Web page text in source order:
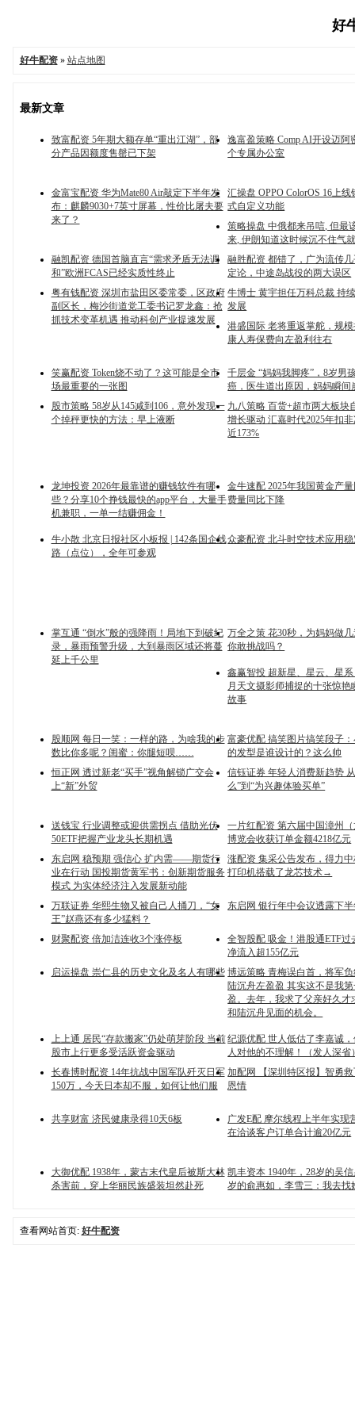
好
好牛配资» 站点地图
最新文章
致富配资 5年期大额存单“重出江湖”，部
分产品因额度售罄已下架
逸富盈策略 Comp AI开设迈阿
个专属办公室
金富宝配资 华为Mate80 Air敲定下半年发
布：麒麟9030+7英寸屏幕，性价比屠夫要
来了？
汇操盘 OPPO ColorOS 16上
式自定义功能
策略操盘 中俄都来吊唁, 但最
来, 伊朗知道这时候沉不住气
融凯配资 德国首脑直言“需求矛盾无法调
和”欧洲FCAS已经实质性终止
融胜配资 都错了，广为流传
定论，中途岛战役的两大误区
粤有钱配资 深圳市盐田区委常委，区政府
副区长，梅沙街道党工委书记罗龙鑫：抢
抓技术变革机遇 推动科创产业提速发展
牛博士 黄宇担任万科总裁 持
发展
港盛国际 老将重返掌舵，规
康人寿保费向左盈利往右
笑赢配资 Token烧不动了？这可能是全市
场最重要的一张图
千层金 “妈妈我脚疼”，8岁男
癌，医生道出原因，妈妈瞬间
股市策略 58岁从145减到106，意外发现一
个掉秤更快的方法：早上液断
九八策略 百货+超市两大板块
增长驱动 汇嘉时代2025年扣
近173%
龙坤投资 2026年最靠谱的赚钱软件有哪
些？分享10个挣钱最快的app平台，大量手
机兼职，一单一结赚佣金！
金牛速配 2025年我国黄金产
费量同比下降
牛小散 北京日报社区小板报 | 142条国企线
路（点位），全年可参观
众豪配资 北斗时空技术应用
掌互通 “倒水”般的强降雨！局地下到破纪
录，暴雨预警升级，大到暴雨区域还将蔓
延上千公里
万全之策 花30秒，为妈妈做
你敢挑战吗？
鑫赢智投 超新星、星云、星系
月天文摄影师捕捉的十张惊艳
故事
股顺网 每日一笑：一样的路，为啥我的步
数比你多呢？闺蜜：你腿短呗……
富豪优配 搞笑图片搞笑段子
的发型是谁设计的？这么帅
恒正网 透过新老“买手”视角解锁广交会
上“新”外贸
信钰证券 年轻人消费新趋势
么”到“为兴趣体验买单”
送钱宝 行业调整或迎供需拐点 借助光伏
50ETF把握产业龙头长期机遇
一片红配资 第六届中国漳州
博览会收获订单金额4218亿元
东启网 稳预期 强信心 扩内需——期货行
业在行动 国投期货黄军书：创新期货服务
模式 为实体经济注入发展新动能
涨配资 集采公告发布，得力中
打印机搭载了龙芯技术→
万联证券 华熙生物又被自己人捅刀，“女
王”赵燕还有多少猛料？
东启网 银行年中会议透露下半
财聚配资 倍加洁连收3个涨停板
全智股配 吸金！港股通ETF过
净流入超155亿元
启运操盘 崇仁县的历史文化及名人有哪些 博远策略 青梅误白首，将军
陆沉舟左盈盈 其实这不是我
盈。去年，我求了父亲好久才
和陆沉舟见面的机会。
上上通 居民“存款搬家”仍处萌芽阶段 当前
股市上行更多受活跃资金驱动
纪源优配 世人低估了李嘉诚
人对他的不理解！（发人深省
长春博时配资 14年抗战中国军队歼灭日军
150万，今天日本却不服，如何让他们服
加配网 【深圳特区报】智勇
恩情
共享财富 济民健康录得10天6板
广发E配 摩尔线程上半年实现
在洽谈客户订单合计逾20亿元
大御优配 1938年，蒙古末代皇后被斯大林
杀害前，穿上华丽民族盛装坦然赴死
凯丰资本 1940年，28岁的吴
岁的俞惠如，李雪三：我去找
查看网站首页: 好牛配资